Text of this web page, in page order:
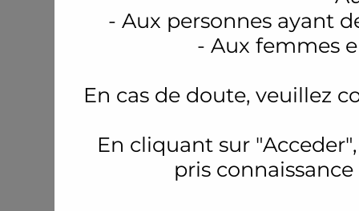
- Aux personnes ayant
- Aux femmes
En cas de doute, veuillez
En cliquant sur
pris